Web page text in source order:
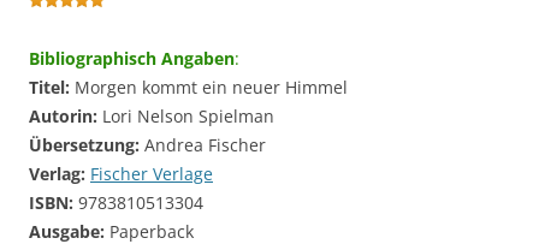
Bibliographisch Angaben:
Titel: Morgen kommt ein neuer Himmel
Autorin: Lori Nelson Spielman
Übersetzung: Andrea Fischer
Verlag: Fischer Verlage
ISBN: 9783810513304
Ausgabe: Paperback